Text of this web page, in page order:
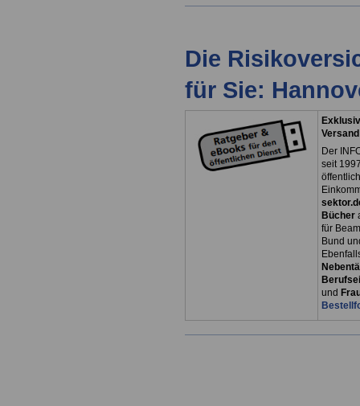
Die
für Sie:
Der
seit
Bücher
für
Bund
und